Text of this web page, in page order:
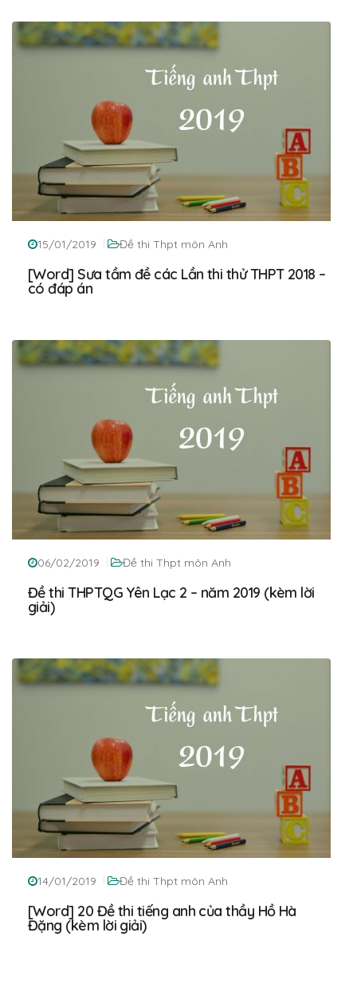
15/01/2019 Đề thi Thpt môn Anh
[Word] Sưa tầm đề các Lần thi thử THPT 2018 –
có đáp án
06/02/2019 Đề thi Thpt môn Anh
Đề thi THPTQG Yên Lạc 2 – năm 2019 (kèm lời
giải)
14/01/2019 Đề thi Thpt môn Anh
[Word] 20 Đề thi tiếng anh của thầy Hồ Hà
Đặng (kèm lời giải)